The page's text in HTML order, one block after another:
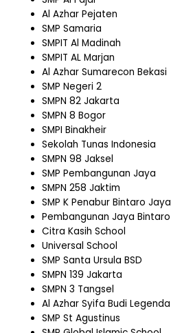
Al Azhar Pejaten
SMP Samaria
SMPIT Al Madinah
SMPIT AL Marjan
Al Azhar Sumarecon Bekasi
SMP Negeri 2
SMPN 82 Jakarta
SMPN 8 Bogor
SMPI Binakheir
Sekolah Tunas Indonesia
SMPN 98 Jaksel
SMP Pembangunan Jaya
SMPN 258 Jaktim
SMP K Penabur Bintaro Jaya
Pembangunan Jaya Bintaro
Citra Kasih School
Universal School
SMP Santa Ursula BSD
SMPN 139 Jakarta
SMPN 3 Tangsel
Al Azhar Syifa Budi Legenda
SMP St Agustinus